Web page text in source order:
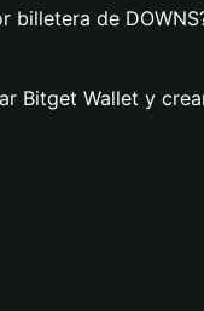
billetera de
Bitget Wallet y